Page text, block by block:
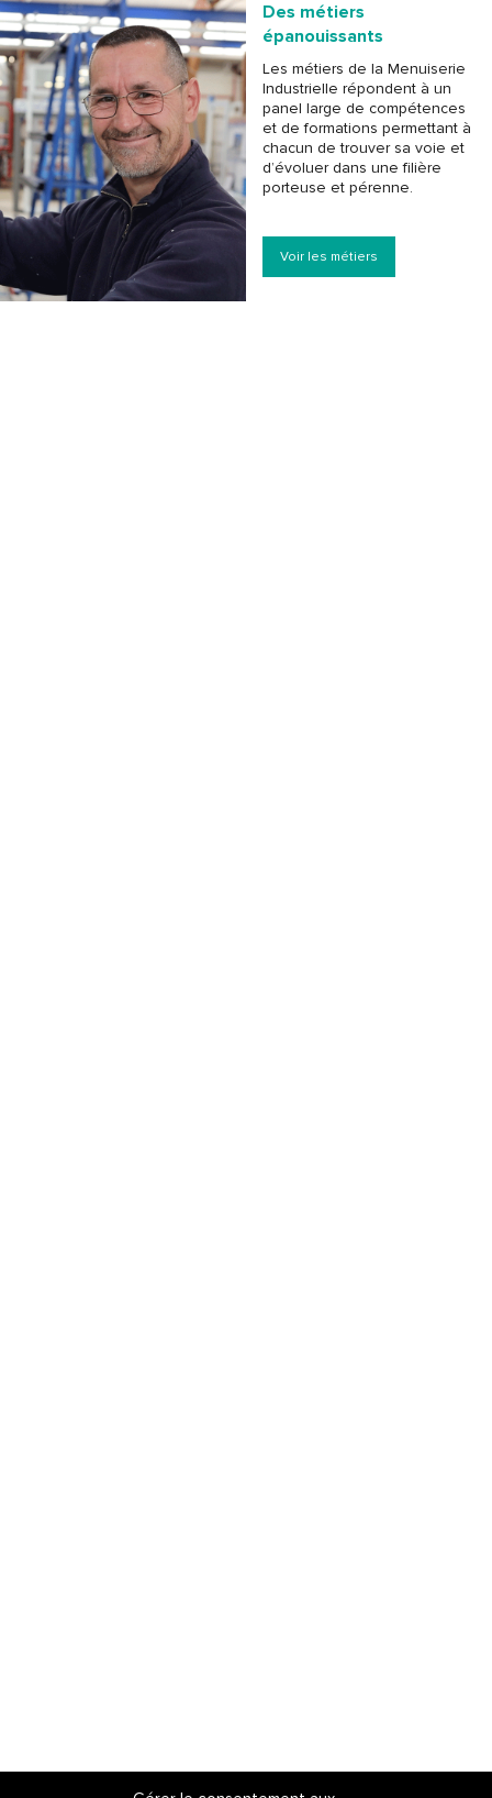
Des métiers
épanouissants
Les métiers de la Menuiserie
Industrielle répondent à un
panel large de compétences
et de formations permettant à
chacun de trouver sa voie et
d’évoluer dans une filière
porteuse et pérenne.
Voir les métiers